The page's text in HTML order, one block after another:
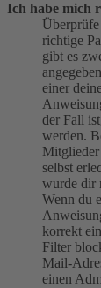
Ich habe mich
Überprüfe
richtige
gibt es
einer
der Fall
werden.
Mitglieder
selbst
wurde dir
Wenn du
korrekt
Filter
Mail-
einen